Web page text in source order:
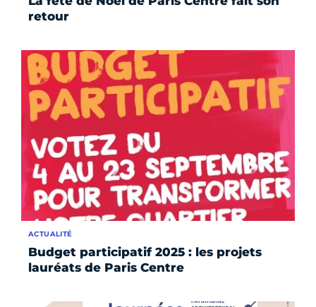
retour
Budget participatif 2025 : les projets
lauréats de Paris Centre
ACTUALITÉ